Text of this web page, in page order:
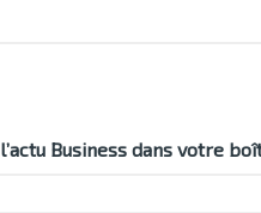
Business dans votre